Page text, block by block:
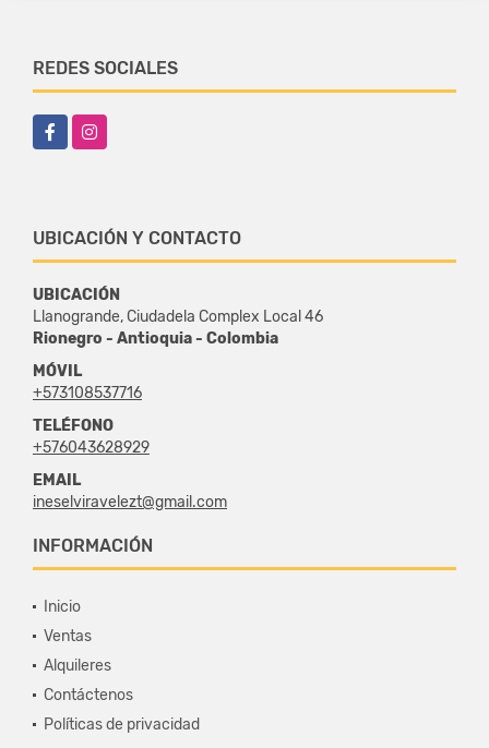
REDES SOCIALES
FacebookInstagram
UBICACIÓN Y CONTACTO
UBICACIÓN
Llanogrande, Ciudadela Complex Local 46
Rionegro - Antioquia - Colombia
MÓVIL
+573108537716
TELÉFONO
+576043628929
EMAIL
ineselviravelezt@gmail.com
INFORMACIÓN
Inicio
Ventas
Alquileres
Contáctenos
Políticas de privacidad